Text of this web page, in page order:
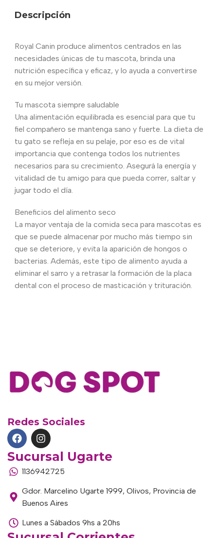
Descripción
Royal Canin produce alimentos centrados en las
necesidades únicas de tu mascota, brinda una
nutrición específica y eficaz, y lo ayuda a convertirse
en su mejor versión.
Tu mascota siempre saludable
Una alimentación equilibrada es esencial para que tu
fiel compañero se mantenga sano y fuerte. La dieta de
tu gato se refleja en su pelaje, por eso es de vital
importancia que contenga todos los nutrientes
necesarios para su crecimiento. Asegurá la energía y
vitalidad de tu amigo para que pueda correr, saltar y
jugar todo el día.
Beneficios del alimento seco
La mayor ventaja de la comida seca para mascotas es
que se puede almacenar por mucho más tiempo sin
que se deteriore, y evita la aparición de hongos o
bacterias. Además, este tipo de alimento ayuda a
eliminar el sarro y a retrasar la formación de la placa
dental con el proceso de masticación y trituración.
Redes Sociales
Sucursal Ugarte
1136942725
Gdor. Marcelino Ugarte 1999, Olivos, Provincia de
Buenos Aires
Lunes a Sábados 9hs a 20hs